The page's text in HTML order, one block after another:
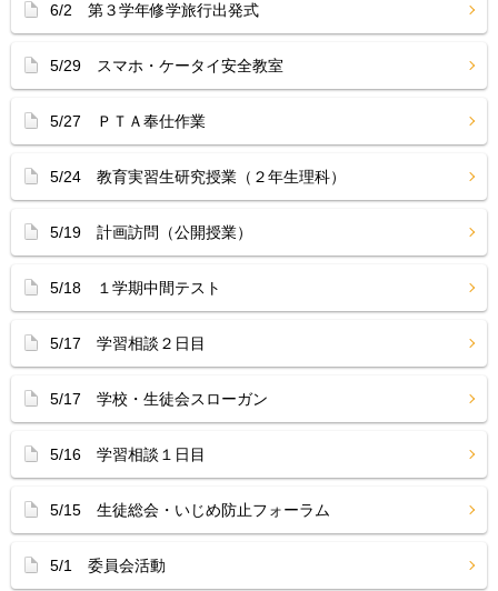
6/2 第３学年修学旅行出発式
5/29 スマホ・ケータイ安全教室
5/27 ＰＴＡ奉仕作業
5/24 教育実習生研究授業（２年生理科）
5/19 計画訪問（公開授業）
5/18 １学期中間テスト
5/17 学習相談２日目
5/17 学校・生徒会スローガン
5/16 学習相談１日目
5/15 生徒総会・いじめ防止フォーラム
5/1 委員会活動